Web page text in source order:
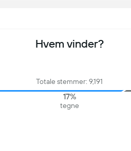
Hvem vinder?
Totale stemmer: 9,191
17%
tegne